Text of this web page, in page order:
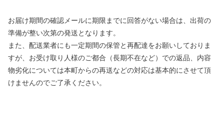
お届け期間の確認メールに期限までに回答がない場合は、出荷の
準備が整い次第の発送となります。
また、配送業者にも一定期間の保管と再配達をお願いしておりま
すが、お受け取り人様のご都合（長期不在など）での返品、内容
物劣化については本町からの再送などの対応は基本的にさせて頂
けませんのでご了承ください。